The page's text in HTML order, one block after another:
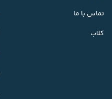
تماس با ما
کلاب